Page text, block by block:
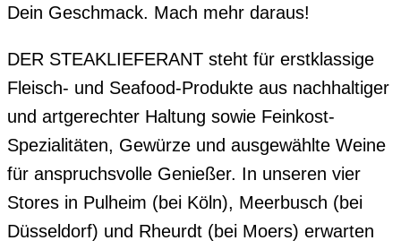
Dein Geschmack. Mach mehr daraus!
DER STEAKLIEFERANT steht für erstklassige
Fleisch- und Seafood-Produkte aus nachhaltiger
und artgerechter Haltung sowie Feinkost-
Spezialitäten, Gewürze und ausgewählte Weine
für anspruchsvolle Genießer. In unseren vier
Stores in Pulheim (bei Köln), Meerbusch (bei
Düsseldorf) und Rheurdt (bei Moers) erwarten